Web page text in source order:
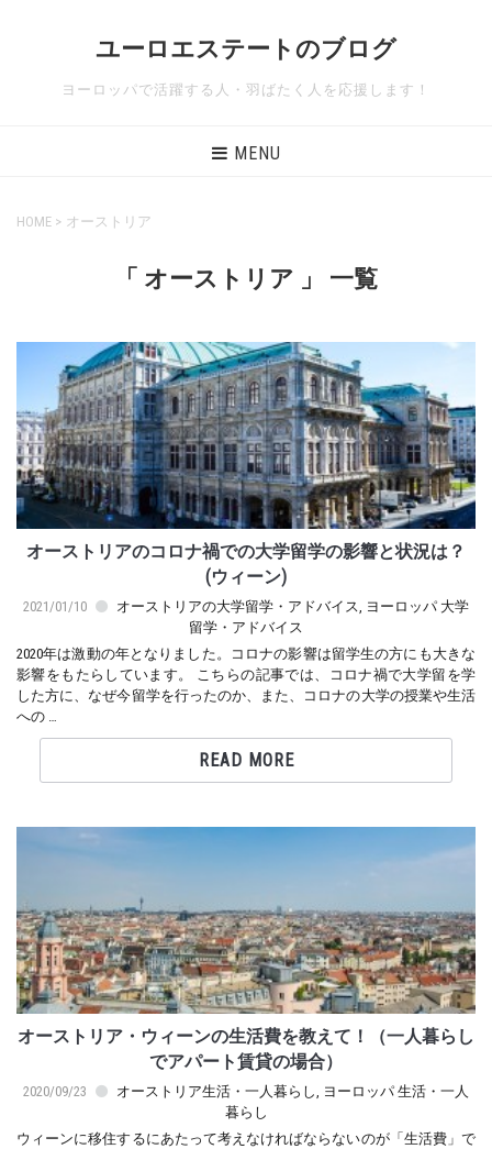
ユーロエステートのブログ
ヨーロッパで活躍する人・羽ばたく人を応援します！
MENU
HOME > オーストリア
「 オーストリア 」 一覧
オーストリアのコロナ禍での大学留学の影響と状況は？
(ウィーン)
2021/01/10 オーストリアの大学留学・アドバイス
ヨーロッパ 大学
留学・アドバイス
2020年は激動の年となりました。コロナの影響は留学生の方にも大きな
影響をもたらしています。 こちらの記事では、コロナ禍で大学留を学
した方に、なぜ今留学を行ったのか、また、コロナの大学の授業や生活
への …
READ MORE
オーストリア・ウィーンの生活費を教えて！（一人暮らし
でアパート賃貸の場合）
2020/09/23 オーストリア生活・一人暮らし
ヨーロッパ 生活・一人
暮らし
ウィーンに移住するにあたって考えなければならないのが「生活費」で